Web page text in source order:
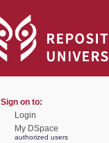
Sign on to:
Login
My DSpace
authorized users